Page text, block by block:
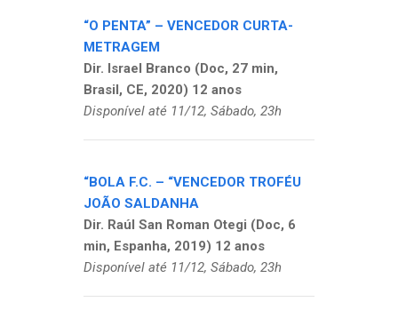
“O PENTA” – VENCEDOR CURTA-
METRAGEM
Dir. Israel Branco (Doc, 27 min,
Brasil, CE, 2020) 12 anos
Disponível até 11/12, Sábado, 23h
“BOLA F.C. – “VENCEDOR TROFÉU
JOÃO SALDANHA
Dir. Raúl San Roman Otegi (Doc, 6
min, Espanha, 2019) 12 anos
Disponível até 11/12, Sábado, 23h